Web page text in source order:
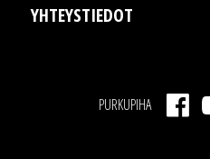
YHTEYSTIEDOT
PURKUPIHA